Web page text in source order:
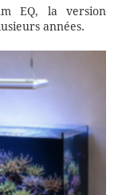
EQ, la version
années.